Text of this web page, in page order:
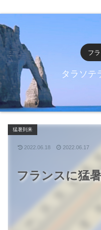
フ
タラソテ
フランスに猛
猛暑到来
2022.06.18 2022.06.17